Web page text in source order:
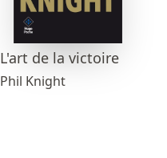
L'art de la victoire
Phil Knight